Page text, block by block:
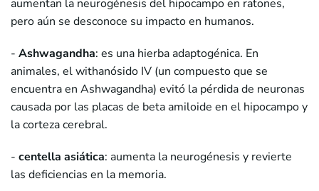
aumentan la neurogénesis del hipocampo en ratones,
pero aún se desconoce su impacto en humanos.
- Ashwagandha: es una hierba adaptogénica. En
animales, el withanósido IV (un compuesto que se
encuentra en Ashwagandha) evitó la pérdida de neuronas
causada por las placas de beta amiloide en el hipocampo y
la corteza cerebral.
- centella asiática: aumenta la neurogénesis y revierte
las deficiencias en la memoria.